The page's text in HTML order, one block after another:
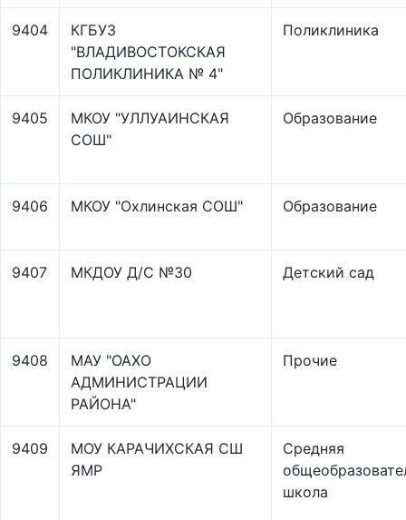
9404
КГБУЗ
"ВЛАДИВОСТОКСКАЯ
ПОЛИКЛИНИКА № 4"
Поликлиника
9405
МКОУ "УЛЛУАИНСКАЯ
СОШ"
Образование
9406 МКОУ "Охлинская СОШ" Образование
9407 МКДОУ Д/С №30 Детский сад
9408
МАУ "ОАХО
АДМИНИСТРАЦИИ
РАЙОНА"
Прочие
9409
МОУ КАРАЧИХСКАЯ СШ
ЯМР
Средняя
школа